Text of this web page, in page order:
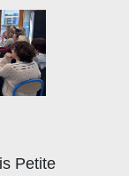
Petite